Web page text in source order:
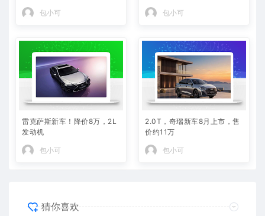
包小可
定价逻辑
包小可
雷克萨斯新车！降价8万，2L
发动机
包小可
2.0T，奇瑞新车8月上市，售
价约11万
包小可
猜你喜欢